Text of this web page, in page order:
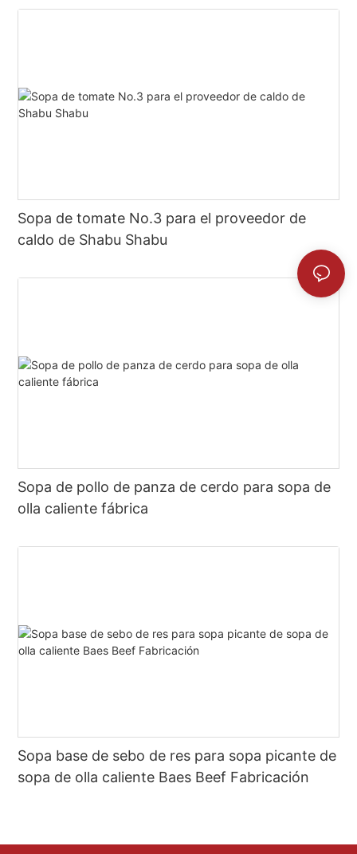
Sopa de tomate No.3 para el proveedor de
caldo de Shabu Shabu
Sopa de pollo de panza de cerdo para sopa de
olla caliente fábrica
Sopa base de sebo de res para sopa picante de
sopa de olla caliente Baes Beef Fabricación